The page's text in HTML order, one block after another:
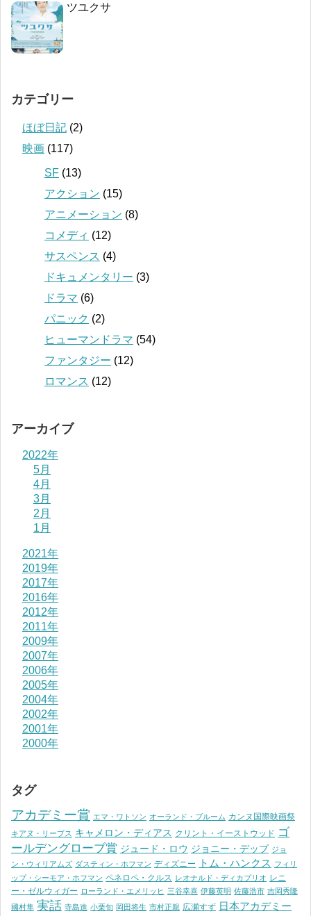
ツユクサ
カテゴリー
ほぼ日記 (2)
映画 (117)
SF (13)
アクション (15)
アニメーション (8)
コメディ (12)
サスペンス (4)
ドキュメンタリー (3)
ドラマ (6)
パニック (2)
ヒューマンドラマ (54)
ファンタジー (12)
ロマンス (12)
アーカイブ
2022年
5月
4月
3月
2月
1月
2021年
2019年
2017年
2016年
2012年
2011年
2009年
2007年
2006年
2005年
2004年
2002年
2001年
2000年
タグ
アカデミー賞 エマ・ワトソン オーランド・ブルーム カンヌ国際映画祭
キアヌ・リーブス キャメロン・ディアス クリント・イーストウッド ゴ
ールデングローブ賞 ジュード・ロウ ジョニー・デップ ジョ
ン・ウィリアムズ ダスティン・ホフマン ディズニー トム・ハンクス フィリ
ップ・シーモア・ホフマン ペネロペ・クルス レオナルド・ディカプリオ レニ
ー・ゼルウィガー ローランド・エメリッヒ 三谷幸喜 伊藤英明 佐藤浩市 吉岡秀隆
國村隼 実話 寺島進 小栗旬 岡田将生 市村正親 広瀬すず 日本アカデミー